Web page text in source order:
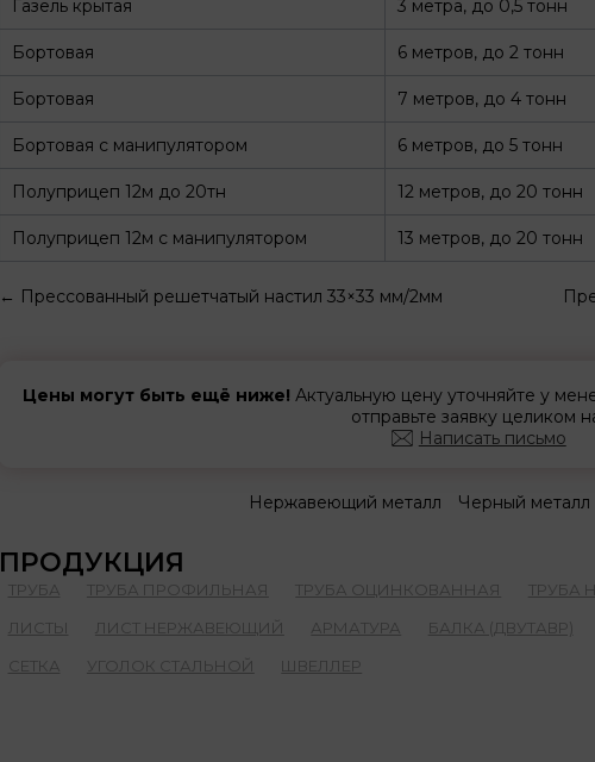
Газель крытая 3 метра, до 0,5 тонн
Бортовая 6 метров, до 2 тонн
Бортовая 7 метров, до 4 тонн
Бортовая с манипулятором 6 метров, до 5 тонн
Полуприцеп 12м до 20тн 12 метров, до 20 тонн
Полуприцеп 12м с манипулятором 13 метров, до 20 тонн
← Прессованный решетчатый настил 33×33 мм/2мм
Цены могут быть ещё ниже! Актуальную цену уточняйте у
отправьте заявку целиком
Написать письмо
Нержавеющий металл Черный металл
ПРОДУКЦИЯ
ТРУБА ТРУБА ПРОФИЛЬНАЯ ТРУБА ОЦИНКОВАННАЯ
ТРУБА
ЛИСТЫ
ЛИСТ НЕРЖАВЕЮЩИЙ АРМАТУРА
БАЛКА (ДВУТАВР)
СЕТКА
УГОЛОК СТАЛЬНОЙ ШВЕЛЛЕР